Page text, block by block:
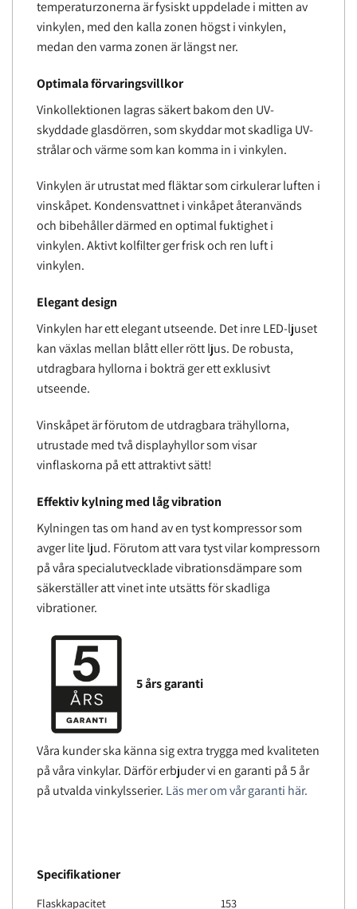
temperaturzonerna är fysiskt uppdelade i mitten av
vinkylen, med den kalla zonen högst i vinkylen,
medan den varma zonen är längst ner.
Optimala förvaringsvillkor
Vinkollektionen lagras säkert bakom den UV-
skyddade glasdörren, som skyddar mot skadliga UV-
strålar och värme som kan komma in i vinkylen.
Vinkylen är utrustat med fläktar som cirkulerar luften i
vinskåpet. Kondensvattnet i vinkåpet återanvänds
och bibehåller därmed en optimal fuktighet i
vinkylen. Aktivt kolfilter ger frisk och ren luft i
vinkylen.
Elegant design
Vinkylen har ett elegant utseende. Det inre LED-ljuset
kan växlas mellan blått eller rött ljus. De robusta,
utdragbara hyllorna i bokträ ger ett exklusivt
utseende.
Vinskåpet är förutom de utdragbara trähyllorna,
utrustade med två displayhyllor som visar
vinflaskorna på ett attraktivt sätt!
Effektiv kylning med låg vibration
Kylningen tas om hand av en tyst kompressor som
avger lite ljud. Förutom att vara tyst vilar kompressorn
på våra specialutvecklade vibrationsdämpare som
säkerställer att vinet inte utsätts för skadliga
vibrationer.
5 års garanti
Våra kunder ska känna sig extra trygga med kvaliteten
på våra vinkylar. Därför erbjuder vi en garanti på 5 år
på utvalda vinkylsserier. Läs mer om vår garanti här.
Specifikationer
Flaskkapacitet
153